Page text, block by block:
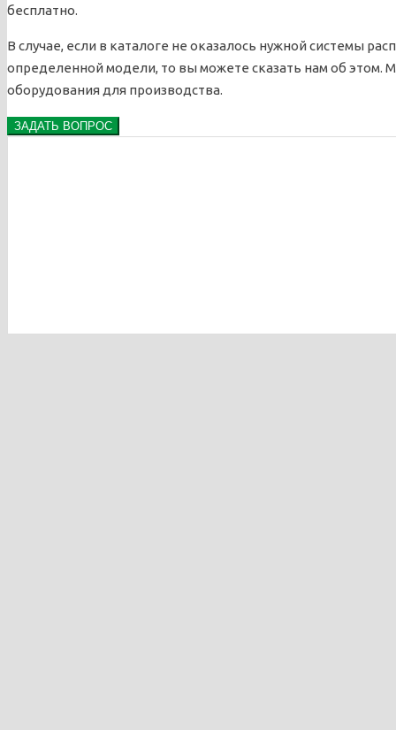
бесплатно.
В случае, если в каталоге не оказалось нужной системы
определенной модели, то вы можете сказать нам об этом.
оборудования для производства.
ЗАДАТЬ ВОПРОС